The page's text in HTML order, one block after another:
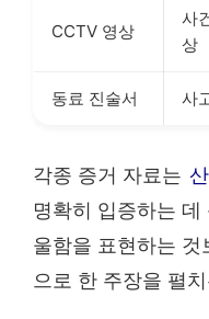
CCTV 영상
사
상
동료 진술서 사
각종 증거 자료는
명확히 입증하는
울함을 표현하는
으로 한 주장을 펼